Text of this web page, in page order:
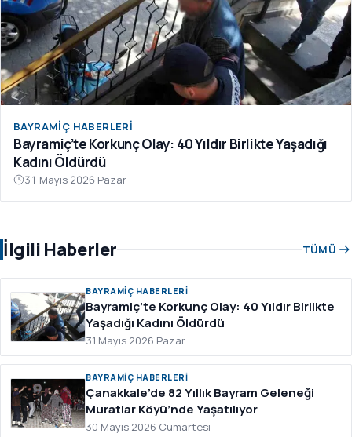
BAYRAMIÇ HABERLERI
Bayramiç’te Korkunç Olay: 40 Yıldır Birlikte Yaşadığı
Kadını Öldürdü
31 Mayıs 2026 Pazar
İlgili Haberler TÜMÜ
BAYRAMIÇ HABERLERI
Bayramiç’te Korkunç Olay: 40 Yıldır Birlikte
Yaşadığı Kadını Öldürdü
31 Mayıs 2026 Pazar
BAYRAMIÇ HABERLERI
Çanakkale’de 82 Yıllık Bayram Geleneği
Muratlar Köyü’nde Yaşatılıyor
30 Mayıs 2026 Cumartesi